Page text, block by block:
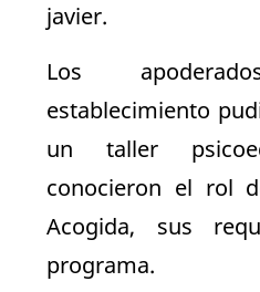
javier.
Los
establecimiento
un taller
conocieron el rol
Acogida, sus
programa.